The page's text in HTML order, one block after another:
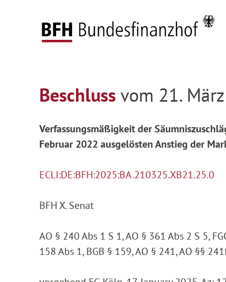
Federal Fiscal Court
Beschlussvom 21.
Verfassungsmäßigkeit der
Februar 2022 ausgelösten Anstieg der
ECLI:DE:BFH:2025:BA.210325.XB21.25.0
BFH X. Senat
AO § 240 Abs 1 S 1, AO § 361 Abs 2 S 5,
158 Abs 1, BGB § 159, AO § 241, AO §§